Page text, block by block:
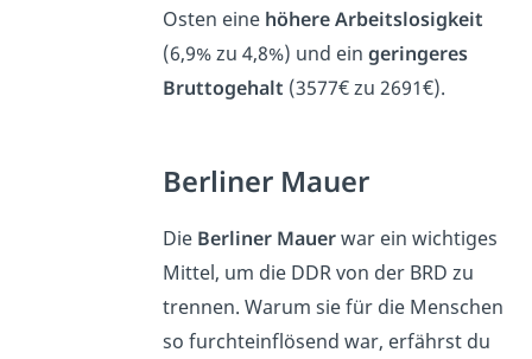
Osten eine höhere Arbeitslosigkeit
(6,9% zu 4,8%) und ein geringeres
Bruttogehalt (3577€ zu 2691€).
Berliner Mauer
Die Berliner Mauerwar ein wichtiges
Mittel, um die DDR von der BRD zu
trennen. Warum sie für die Menschen
so furchteinflösend war, erfährst du